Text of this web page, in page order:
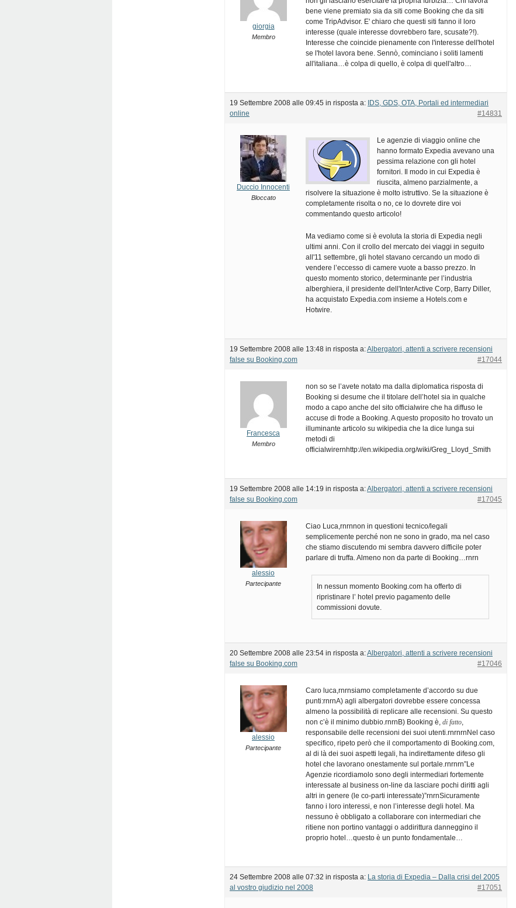
giorgia
Membro
bene viene premiato sia da siti come Booking che da siti
come TripAdvisor. E' chiaro che questi siti fanno il loro
interesse (quale interesse dovrebbero fare, scusate?!).
Interesse che coincide pienamente con l'interesse dell'hotel
se l'hotel lavora bene. Sennò, cominciano i soliti lamenti
all'italiana…è colpa di quello, è colpa di quell'altro…
19 Settembre 2008 alle 09:45 in risposta a: IDS, GDS, OTA, Portali ed intermediari
online
#14831
Duccio Innocenti
Bloccato
Le agenzie di viaggio online che
hanno formato Expedia avevano una
pessima relazione con gli hotel
fornitori. Il modo in cui Expedia è
riuscita, almeno parzialmente, a
risolvere la situazione è molto istruttivo. Se la situazione è
completamente risolta o no, ce lo dovrete dire voi
commentando questo articolo!
Ma vediamo come si è evoluta la storia di Expedia negli
ultimi anni. Con il crollo del mercato dei viaggi in seguito
all'11 settembre, gli hotel stavano cercando un modo di
vendere l’eccesso di camere vuote a basso prezzo. In
questo momento storico, determinante per l’industria
alberghiera, il presidente dell'InterActive Corp, Barry Diller,
ha acquistato Expedia.com insieme a Hotels.com e
Hotwire.
19 Settembre 2008 alle 13:48 in risposta a:Albergatori, attenti a scrivere recensioni
false su Booking.com
#17044
Francesca
Membro
non so se l’avete notato ma dalla diplomatica risposta di
Booking si desume che il titolare dell’hotel sia in qualche
modo a capo anche del sito officialwire che ha diffuso le
accuse di frode a Booking. A questo proposito ho trovato un
illuminante articolo su wikipedia che la dice lunga sui
metodi di
officialwirernhttp://en.wikipedia.org/wiki/Greg_Lloyd_Smith
19 Settembre 2008 alle 14:19 in risposta a:Albergatori, attenti a scrivere recensioni
false su Booking.com
#17045
alessio
Partecipante
Ciao Luca,rnrnnon in questioni tecnico/legali
semplicemente perché non ne sono in grado, ma nel caso
che stiamo discutendo mi sembra davvero difficile poter
parlare di truffa. Almeno non da parte di Booking…rnrn
In nessun momento Booking.com ha offerto di
ripristinare l’ hotel previo pagamento delle
commissioni dovute.
20 Settembre 2008 alle 23:54 in risposta a:Albergatori, attenti a scrivere recensioni
false su Booking.com
#17046
alessio
Partecipante
Caro luca,rnrnsiamo completamente d’accordo su due
punti:rnrnA) agli albergatori dovrebbe essere concessa
almeno la possibilità di replicare alle recensioni. Su questo
non c’è il minimo dubbio.rnrnB) Booking è, di fatto,
responsabile delle recensioni dei suoi utenti.rnrnrnNel caso
specifico, ripeto però che il comportamento di Booking.com,
al di là dei suoi aspetti legali, ha indirettamente difeso gli
hotel che lavorano onestamente sul portale.rnrnrn”Le
Agenzie ricordiamolo sono degli intermediari fortemente
interessate al business on-line da lasciare pochi diritti agli
altri in genere (le co-parti interessate)”rnrnSicuramente
fanno i loro interessi, e non l’interesse degli hotel. Ma
nessuno è obbligato a collaborare con intermediari che
ritiene non portino vantaggi o addirittura danneggino il
proprio hotel…questo è un punto fondamentale…
24 Settembre 2008 alle 07:32 in risposta a: La storia di Expedia – Dalla crisi del 2005
al vostro giudizio nel 2008
#17051